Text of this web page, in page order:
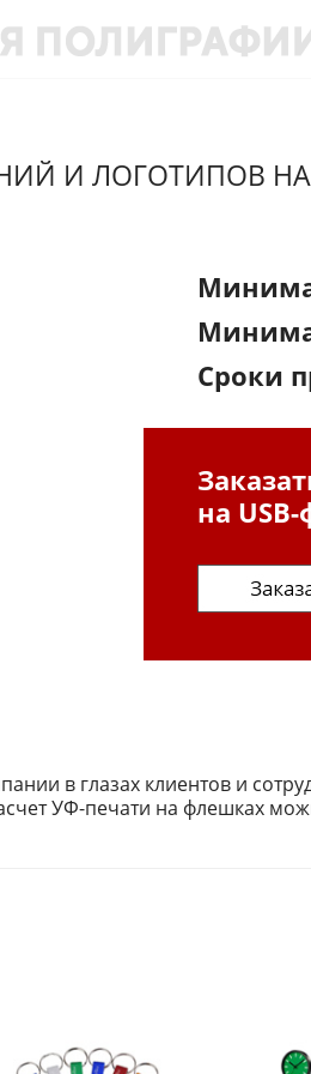
И ЛОГОТИПОВ
Сроки
на
в глазах клиентов и
УФ-печати на флешках